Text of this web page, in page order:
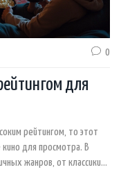
0
для
рейтингом, то этот
для просмотра. В
жанров, от классики